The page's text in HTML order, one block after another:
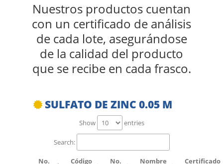
Nuestros productos cuentan
con un certificado de análisis
de cada lote, asegurándose
de la calidad del producto
que se recibe en cada frasco.
SULFATO DE ZINC 0.05 M
Show entries
Search:
No.
Código
No.
Nombre Certificado